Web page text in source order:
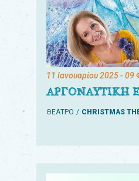
11 Ιανουαρίου 2025- 09
ΑΡΓΟΝΑΥΤΙΚΗ
ΘΕΑΤΡΟ CHRISTMAS